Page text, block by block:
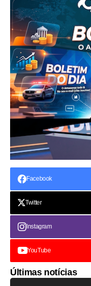
Facebook
Twitter
Instagram
YouTube
Últimas notícias